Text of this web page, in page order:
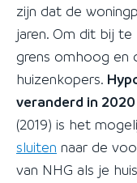
zijn dat de
jaren. Om dit bij
grens omhoog en
huizenkopers.
veranderd in 2020
(2019) is het
sluiten naar de
van NHG als je